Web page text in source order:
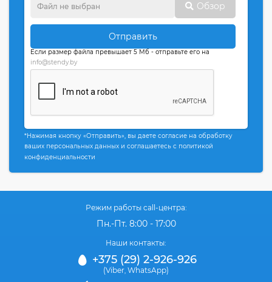
Обзор
Отправить
Если размер файла превышает 5 Мб - отправьте его на
info@stendy.by
*Нажимая кнопку «Отправить», вы даете согласие на обработку
ваших персональных данных и соглашаетесь с политикой
конфиденциальности
Режим работы call-центра:
Пн.-Пт. 8:00 - 17:00
Наши контакты:
+375 (29) 2-926-926
(Viber WhatsApp)